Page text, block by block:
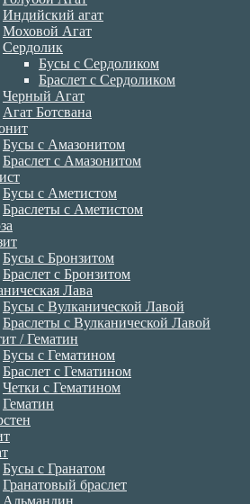
Индийский агат
Моховой Агат
Сердолик
Бусы с Сердоликом
Браслет с Сердоликом
Черный Агат
Агат Ботсвана
Бусы с Амазонитом
Браслет с Амазонитом
Бусы с Аметистом
Браслеты с Аметистом
Бусы с Бронзитом
Браслет с Бронзитом
Лава
Бусы с Вулканической Лавой
Браслеты с Вулканической Лавой
/ Гематин
Бусы с Гематином
Браслет с Гематином
Четки с Гематином
Гематин
Бусы с Гранатом
Гранатовый браслет
Альмандин